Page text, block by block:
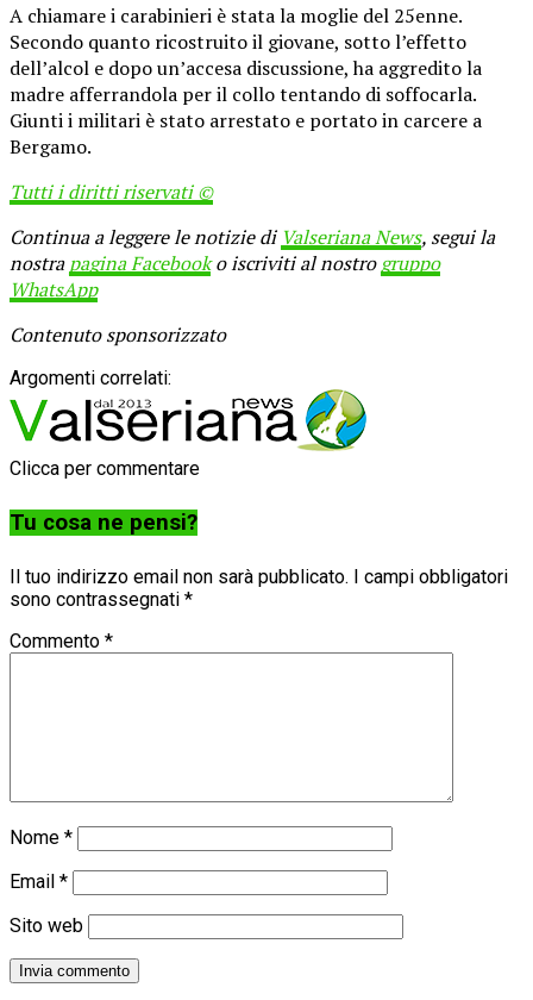
A chiamare i carabinieri è stata la moglie del 25enne.
Secondo quanto ricostruito il giovane, sotto l’effetto
dell’alcol e dopo un’accesa discussione, ha aggredito la
madre afferrandola per il collo tentando di soffocarla.
Giunti i militari è stato arrestato e portato in carcere a
Bergamo.
Tutti i diritti riservati ©
Continua a leggere le notizie di Valseriana News, segui la
nostrapagina Facebooko iscriviti al nostrogruppo
WhatsApp
Contenuto sponsorizzato
Argomenti correlati:
Clicca per commentare
Tu cosa ne pensi?
Il tuo indirizzo email non sarà pubblicato. I campi obbligatori
sono contrassegnati *
Commento *
Nome *
Email *
Sito web